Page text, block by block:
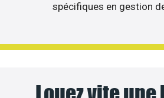
spécifiques en gestion